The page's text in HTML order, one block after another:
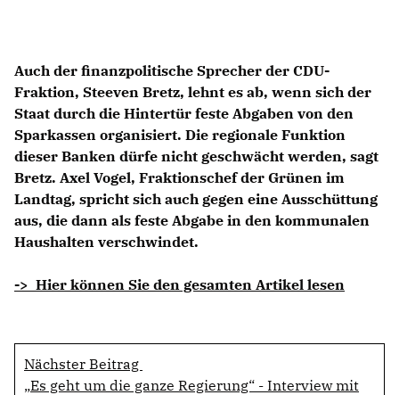
Auch der finanzpolitische Sprecher der CDU-
Fraktion, Steeven Bretz, lehnt es ab, wenn sich der
Staat durch die Hintertür feste Abgaben von den
Sparkassen organisiert. Die regionale Funktion
dieser Banken dürfe nicht geschwächt werden, sagt
Bretz. Axel Vogel, Fraktionschef der Grünen im
Landtag, spricht sich auch gegen eine Ausschüttung
aus, die dann als feste Abgabe in den kommunalen
Haushalten verschwindet.
-> Hier können Sie den gesamten Artikel lesen
Nächster Beitrag
Es geht um die ganze Regierung“ - Interview mit